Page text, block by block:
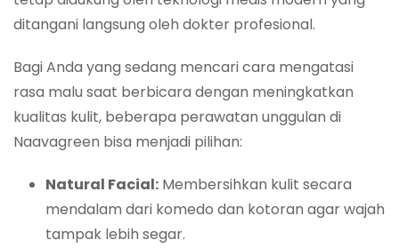
ditangani langsung oleh dokter profesional.
Bagi Anda yang sedang mencari cara mengatasi
rasa malu saat berbicara dengan meningkatkan
kualitas kulit, beberapa perawatan unggulan di
Naavagreen bisa menjadi pilihan:
Natural Facial: Membersihkan kulit secara
mendalam dari komedo dan kotoran agar wajah
tampak lebih segar.